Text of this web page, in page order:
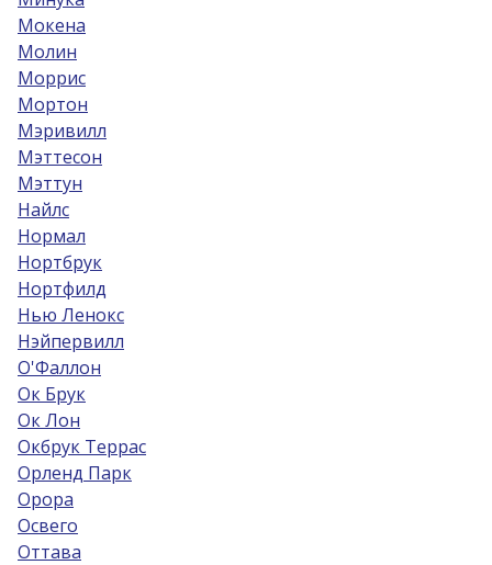
Мокена
Молин
Моррис
Мортон
Мэривилл
Мэттесон
Мэттун
Найлс
Нормал
Нортбрук
Нортфилд
Нью Ленокс
Нэйпервилл
О'Фаллон
Ок Брук
Ок Лон
Окбрук Террас
Орленд Парк
Орора
Освего
Оттава